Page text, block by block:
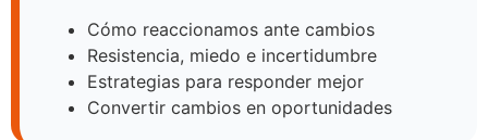
Cómo reaccionamos ante cambios
Resistencia, miedo e incertidumbre
Estrategias para responder mejor
Convertir cambios en oportunidades